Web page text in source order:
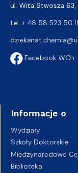
ul. Wita Stwosza
tel.:+ 48 58 523 50
Facebook WCh
Informacje o
Wydziały
Szkoły Doktorskie
Międzynarodowe
Biblioteka